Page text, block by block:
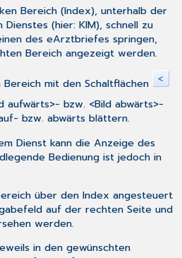
Bereich (Index), unterhalb der
(hier: KIM), schnell zu
des eArztbriefes springen,
Bereich angezeigt werden.
Bereich mit den Schaltflächen
aufwärts>- bzw. <Bild abwärts>-
bzw. abwärts blättern.
Dienst kann die Anzeige des
Bedienung ist jedoch in
über den Index angesteuert
auf der rechten Seite und
werden.
in den gewünschten